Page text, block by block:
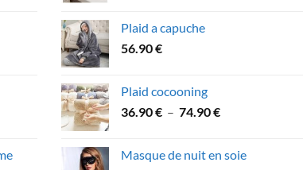
Plaid a capuche
56.90€
Plaid cocooning
36.90€ – 74.90€Plage
36.90 €
Masque de nuit en soie